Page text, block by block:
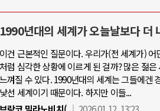
1990년대의 세계가 오늘날보다 더
이건 근본적인 질문이다. 우리가(전 세계가)
처럼 심각한 상황에 이르게 된 걸까? 많은 젊
느껴질 수 있다. 1990년대의 세계는 그들에겐
낯선 세계이기 때문이다. 하지만 이들...